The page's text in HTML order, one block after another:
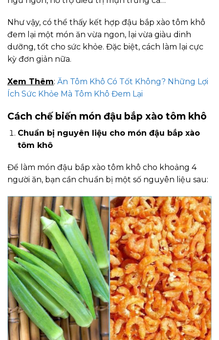
Như vậy, có thể thấy kết hợp đậu bắp xào tôm khô
đem lại một món ăn vừa ngon, lại vừa giàu dinh
dưỡng, tốt cho sức khỏe. Đặc biệt, cách làm lại cực
kỳ đơn giản nữa.
Xem Thêm: Ăn Tôm Khô Có Tốt Không? Những Lợi
Ích Sức Khỏe Mà Tôm Khô Đem Lại
Cách chế biến món đậu bắp xào tôm khô
Chuẩn bị nguyên liệu cho món đậu bắp xào
tôm khô
Để làm món đậu bắp xào tôm khô cho khoảng 4
người ăn, bạn cần chuẩn bị một số nguyên liệu sau: